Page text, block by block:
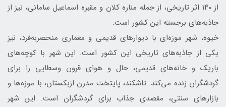
از ۱۴۰ اثر تاریخی، از جمله مناره کلان و مقبره اسماعیل سامانی، نیز از
جاذبه‌های برجسته این کشور است.
خیوه، شهر موزه‌ای با دیوارهای قدیمی و معماری منحصربه‌فرد، نیز
یکی از جاذبه‌های تاریخی این کشور است. این شهر با کوچه‌های
باریک و خانه‌های قدیمی، حال و هوای قرون وسطایی را برای
گردشگران زنده می‌کند. تاشکند، پایتخت مدرن ازبکستان، با موزه‌ها و
بازارهای سنتی، مقصدی جذاب برای گردشگران است. این شهر